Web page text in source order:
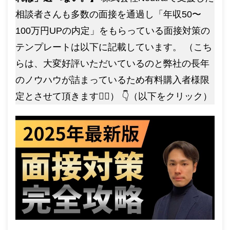
相談者さんも多数の面接を通過し「年収50〜
100万円UPの内定」をもらっている面接対策の
テンプレートは以下に記載しています。 （こち
らは、大変好評いただいているのと弊社の長年
のノウハウが詰まっているため有料購入者様限
定とさせて頂きます🙇‍♂️） 👇（以下をクリック）